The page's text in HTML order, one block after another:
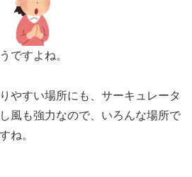
ですよね。
やすい場所にも、サーキュレータ
風も強力なので、いろんな場所で
ね。